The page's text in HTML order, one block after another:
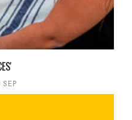
SEP